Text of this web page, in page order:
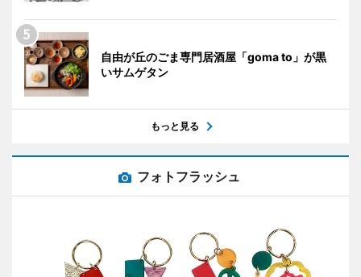
自由が丘のごま専門居酒屋「goma to」が黒
いサムゲタン
もっと見る
フォトフラッシュ